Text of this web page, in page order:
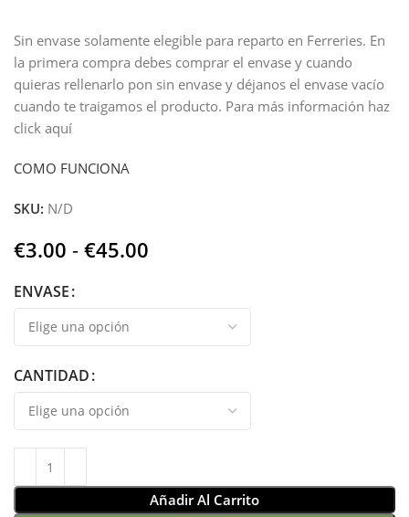
Sin envase solamente elegible para reparto en Ferreries. En
la primera compra debes comprar el envase y cuando
quieras rellenarlo pon sin envase y déjanos el envase vacío
cuando te traigamos el producto. Para más información haz
click aquí
COMO FUNCIONA
SKU: N/D
€3.00 - €45.00
ENVASE
CANTIDAD
Añadir Al Carrito